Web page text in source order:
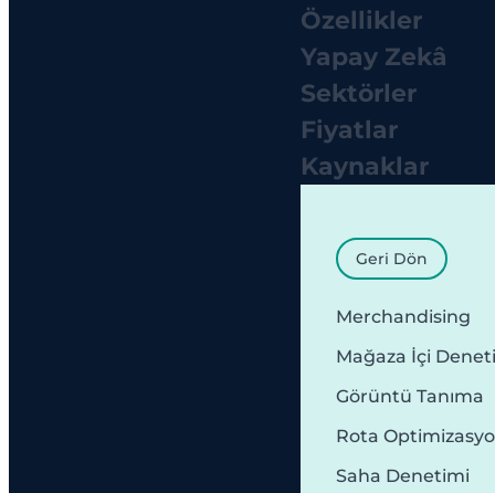
Özellikler
Yapay Zekâ
Sektörler
Fiyatlar
Kaynaklar
Geri Dön
Merchandising
Mağaza İçi
Görüntü Tanıma
Rota
Saha Denetimi